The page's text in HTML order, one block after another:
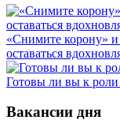
«Снимите корону»
оставаться
Готовы ли вы к роли
Вакансии дня